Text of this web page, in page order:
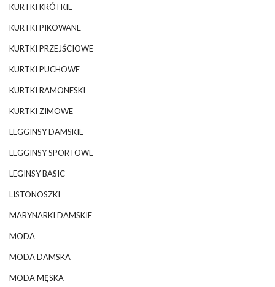
KURTKI KRÓTKIE
KURTKI PIKOWANE
KURTKI PRZEJŚCIOWE
KURTKI PUCHOWE
KURTKI RAMONESKI
KURTKI ZIMOWE
LEGGINSY DAMSKIE
LEGGINSY SPORTOWE
LEGINSY BASIC
LISTONOSZKI
MARYNARKI DAMSKIE
MODA
MODA DAMSKA
MODA MĘSKA